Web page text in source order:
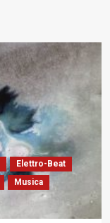
Elettro-Beat
Musica